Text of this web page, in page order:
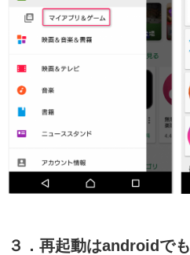
３．再起動はandroidでも